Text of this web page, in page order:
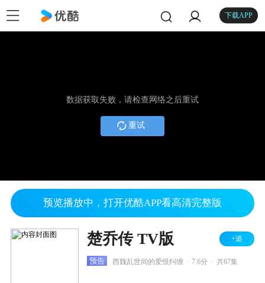
下载APP
数据获取失败，请检查网络之后重试
重试
预览播放中，打开优酷APP看高清完整版
楚乔传 TV版 +追
预告 西魏乱世间的爱恨纠缠 7.6分 共67集